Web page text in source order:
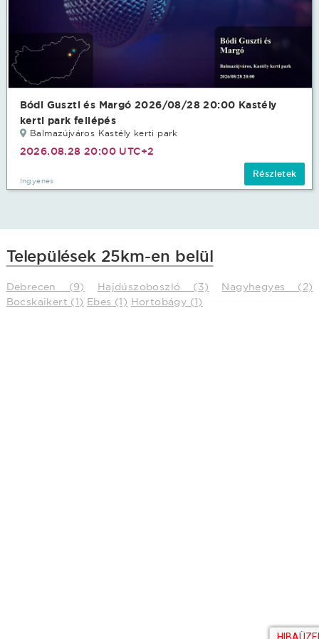
Bódi Guszti és Margó 2026/08/28 20:00 Kastély
kerti park fellépés
Balmazújváros Kastély kerti park
2026.08.28 20:00 UTC+2
Ingyenes
Részletek
Települések 25km-en belül
Debrecen (9) Hajdúszoboszló (3)
Nagyhegyes (2)
Bocskaikert (1) Ebes (1) Hortobágy (1)
Ez az oldal cookie-kat használ
Adatainak biztonsága fontos számunkra
Weboldalunk a felhasználói élmény növelése, a
kényelmes felhasználás és a weboldal védelme
érdekében cookie-kat használ.
Minden cookie elfogadása
További lehetőségek